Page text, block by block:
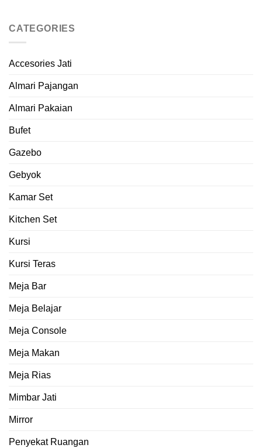
CATEGORIES
Accesories Jati
Almari Pajangan
Almari Pakaian
Bufet
Gazebo
Gebyok
Kamar Set
Kitchen Set
Kursi
Kursi Teras
Meja Bar
Meja Belajar
Meja Console
Meja Makan
Meja Rias
Mimbar Jati
Mirror
Penyekat Ruangan